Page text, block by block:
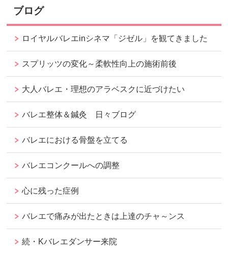
ブログ
ロイヤルバレエinシネマ「ジゼル」を観てきました
スプリッツの変化～柔軟性向上の施術前後
大人バレエ・理想のアラベスクに近づけたい
バレエ整体＆鍼灸 日々ブログ
バレエにおける骨盤を立てる
バレエコンクールへの調整
心に残った症例
バレエで痛みが出たときは上達のチャ～ンス
続・Kバレエダンサー来院